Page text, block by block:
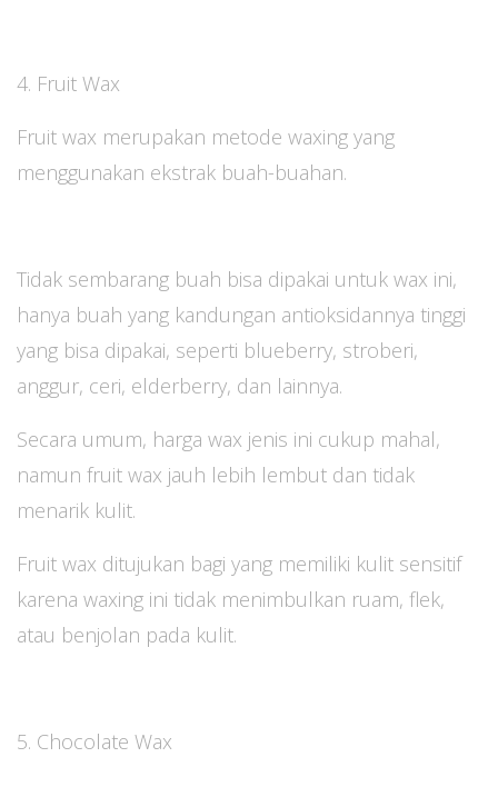
4. Fruit Wax
Fruit wax merupakan metode waxing yang
menggunakan ekstrak buah-buahan.
Tidak sembarang buah bisa dipakai untuk wax ini,
hanya buah yang kandungan antioksidannya tinggi
yang bisa dipakai, seperti blueberry, stroberi,
anggur, ceri, elderberry, dan lainnya.
Secara umum, harga wax jenis ini cukup mahal,
namun fruit wax jauh lebih lembut dan tidak
menarik kulit.
Fruit wax ditujukan bagi yang memiliki kulit sensitif
karena waxing ini tidak menimbulkan ruam, flek,
atau benjolan pada kulit.
5. Chocolate Wax